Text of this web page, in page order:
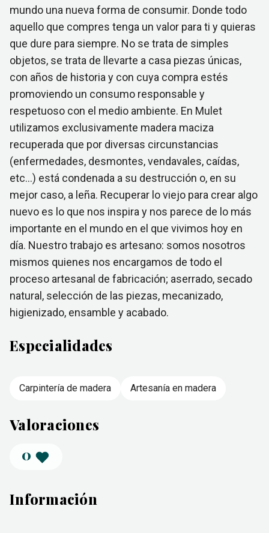
mundo una nueva forma de consumir. Donde todo
aquello que compres tenga un valor para ti y quieras
que dure para siempre. No se trata de simples
objetos, se trata de llevarte a casa piezas únicas,
con años de historia y con cuya compra estés
promoviendo un consumo responsable y
respetuoso con el medio ambiente. En Mulet
utilizamos exclusivamente madera maciza
recuperada que por diversas circunstancias
(enfermedades, desmontes, vendavales, caídas,
etc…) está condenada a su destrucción o, en su
mejor caso, a leña. Recuperar lo viejo para crear algo
nuevo es lo que nos inspira y nos parece de lo más
importante en el mundo en el que vivimos hoy en
día. Nuestro trabajo es artesano: somos nosotros
mismos quienes nos encargamos de todo el
proceso artesanal de fabricación; aserrado, secado
natural, selección de las piezas, mecanizado,
higienizado, ensamble y acabado.
Especialidades
Carpintería de madera Artesanía en madera
Valoraciones
0
Información